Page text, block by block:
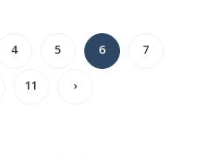
4 5 6 7
11 ›